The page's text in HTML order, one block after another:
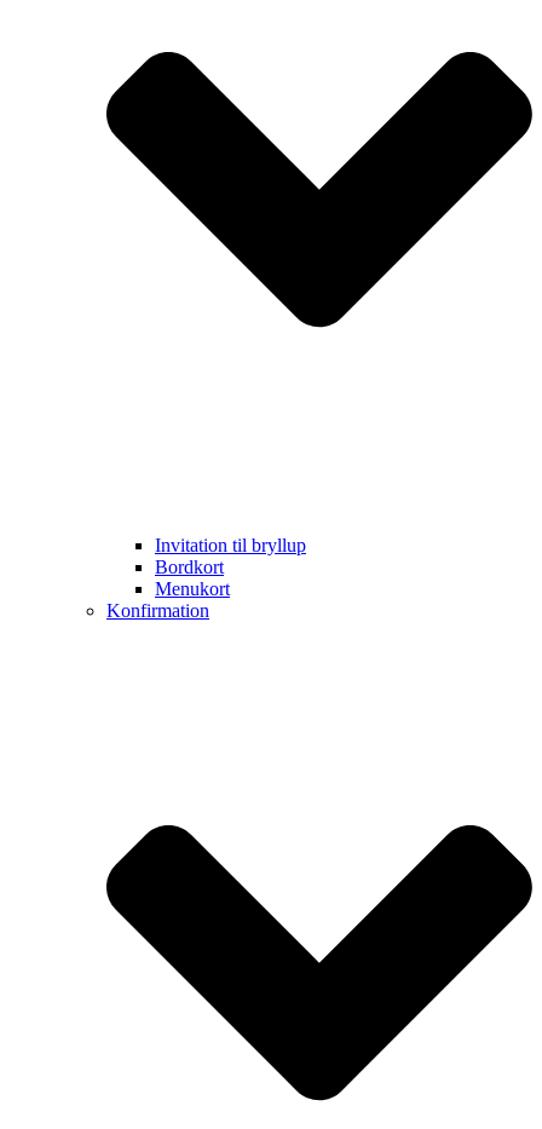
Invitation til bryllup
Bordkort
Menukort
Konfirmation